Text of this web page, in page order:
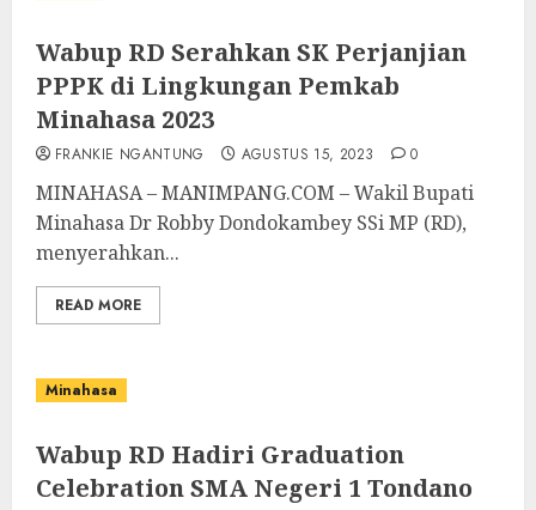
Wabup RD Serahkan SK Perjanjian
PPPK di Lingkungan Pemkab
Minahasa 2023
FRANKIE NGANTUNG AGUSTUS 15, 2023 0
MINAHASA – MANIMPANG.COM – Wakil Bupati
Minahasa Dr Robby Dondokambey SSi MP (RD),
menyerahkan...
READ MORE
Minahasa
Wabup RD Hadiri Graduation
Celebration SMA Negeri 1 Tondano